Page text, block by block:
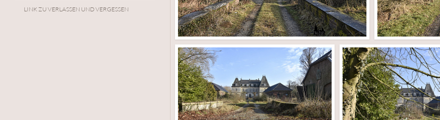
LINK ZU VERLASSEN UND VERGESSEN